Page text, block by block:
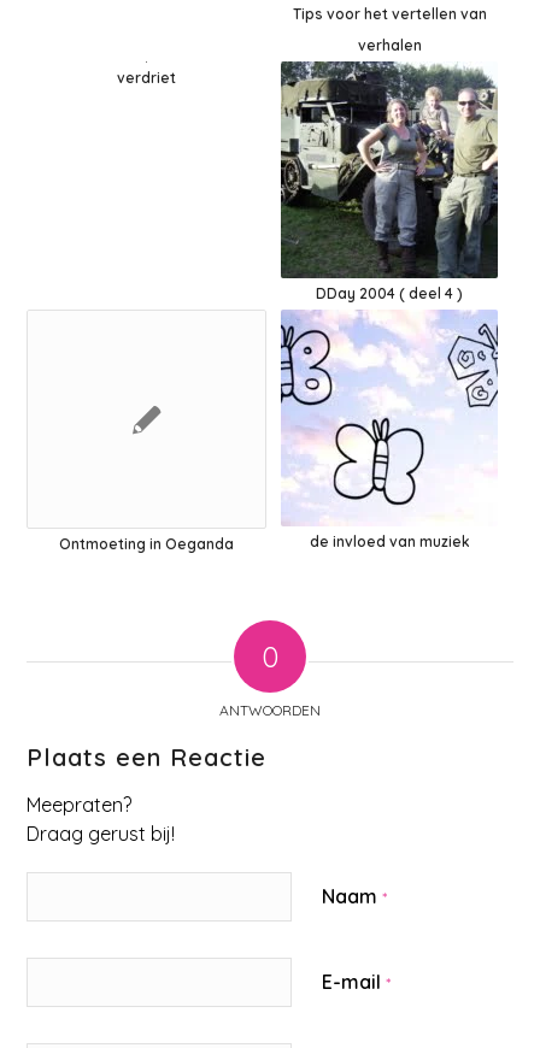
Tips voor het vertellen van
verhalen
verdriet
DDay 2004 ( deel 4 )
Ontmoeting in Oeganda de invloed van muziek
0
ANTWOORDEN
Plaats een Reactie
Meepraten?
Draag gerust bij!
Naam*
E-mail*